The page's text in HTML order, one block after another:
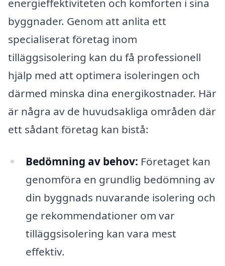
energieffektiviteten och komforten i sina
byggnader. Genom att anlita ett
specialiserat företag inom
tilläggsisolering kan du få professionell
hjälp med att optimera isoleringen och
därmed minska dina energikostnader. Här
är några av de huvudsakliga områden där
ett sådant företag kan bistå:
Bedömning av behov: Företaget kan
genomföra en grundlig bedömning av
din byggnads nuvarande isolering och
ge rekommendationer om var
tilläggsisolering kan vara mest
effektiv.